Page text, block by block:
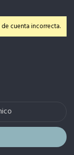
cuenta incorrecta.